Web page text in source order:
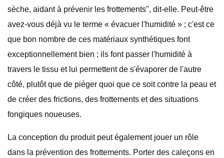
sèche, aidant à prévenir les frottements", dit-elle. Peut-être
avez-vous déjà vu le terme « évacuer l'humidité » ; c'est ce
que bon nombre de ces matériaux synthétiques font
exceptionnellement bien ; ils font passer l'humidité à
travers le tissu et lui permettent de s'évaporer de l'autre
côté, plutôt que de piéger quoi que ce soit contre la peau et
de créer des frictions, des frottements et des situations
fongiques noueuses.
La conception du produit peut également jouer un rôle
dans la prévention des frottements. Porter des caleçons en